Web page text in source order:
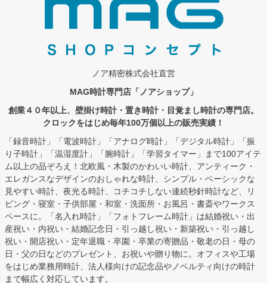
ノア精密株式会社直営
MAG時計専門店「ノアショップ」
創業４０年以上、壁掛け時計・置き時計・目覚まし時計の専門店。
クロックをはじめ毎年100万個以上の販売実績！
「録音時計」「電波時計」「アナログ時計」「デジタル時計」「振
り子時計」「温湿度計」「腕時計」「学習タイマー」まで100アイテ
ム以上の品ぞろえ！北欧風・木製のかわいい時計、アンティーク・
エレガンスなデザインのおしゃれな時計、シンプル・ベーシックな
見やすい時計、夜光る時計、コチコチしない連続秒針時計など、リ
ビング・寝室・子供部屋・和室・洗面所・お風呂・書斎やワークス
ペースに。「名入れ時計」「フォトフレーム時計」は結婚祝い・出
産祝い・内祝い・結婚記念日・引っ越し祝い・新築祝い・引っ越し
祝い・開店祝い・定年退職・卒園・卒業の寄贈品・敬老の日・母の
日・父の日などのプレゼント、お祝いや贈り物に。オフィスや工場
をはじめ業務用時計、法人様向けの記念品やノベルティ向けの時計
まで幅広く対応しています。